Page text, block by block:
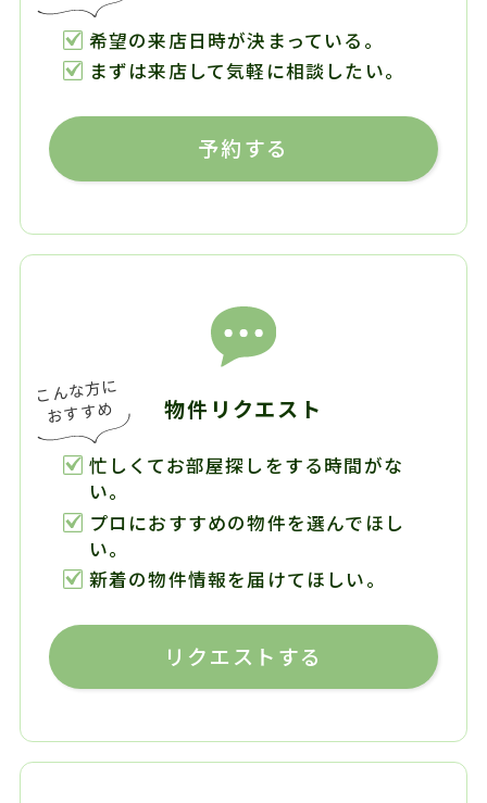
希望の来店日時が決まっている。
まずは来店して気軽に相談したい。
予約する
物件リクエスト
忙しくてお部屋探しをする時間がな
い。
プロにおすすめの物件を選んでほし
い。
新着の物件情報を届けてほしい。
リクエストする